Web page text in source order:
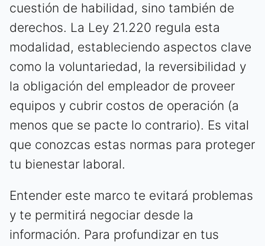
cuestión de habilidad, sino también de
derechos. La Ley 21.220 regula esta
modalidad, estableciendo aspectos clave
como la voluntariedad, la reversibilidad y
la obligación del empleador de proveer
equipos y cubrir costos de operación (a
menos que se pacte lo contrario). Es vital
que conozcas estas normas para proteger
tu bienestar laboral.
Entender este marco te evitará problemas
y te permitirá negociar desde la
información. Para profundizar en tus